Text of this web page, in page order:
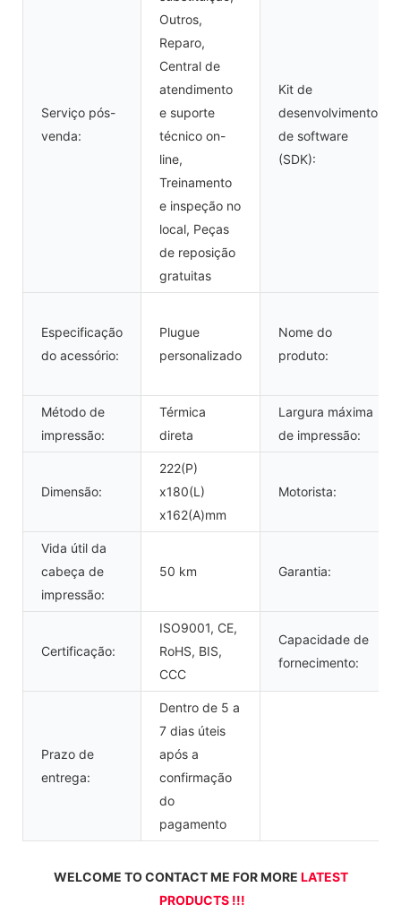
Serviço pós-
venda:
Outros,
Reparo,
Central de
atendimento
e suporte
técnico on-
line,
Treinamento
e inspeção no
local, Peças
de reposição
gratuitas
Kit de
desenvolvimento
de software
(SDK):
Especificação
do acessório:
Plugue
personalizado
Nome do
produto:
Método de
impressão:
Térmica
direta
Largura máxima
de impressão:
Dimensão:
222(P)
x180(L)
x162(A)mm
Motorista:
Vida útil da
cabeça de
impressão:
50 km Garantia:
Certificação:
ISO9001, CE,
RoHS, BIS,
CCC
Capacidade de
fornecimento:
Prazo de
entrega:
Dentro de 5 a
7 dias úteis
após a
confirmação
do
pagamento
WELCOME TO CONTACT ME FOR MORE LATEST
PRODUCTS !!!